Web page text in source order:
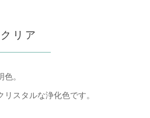
クリア
。
スタルな浄化色です。